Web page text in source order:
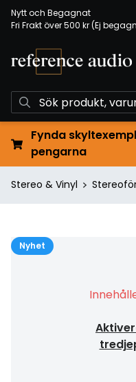
Nytt och Begagnat
Fri Frakt över 500 kr (Ej
Fynda
pengarna
Stereo & Vinyl
Nyhet